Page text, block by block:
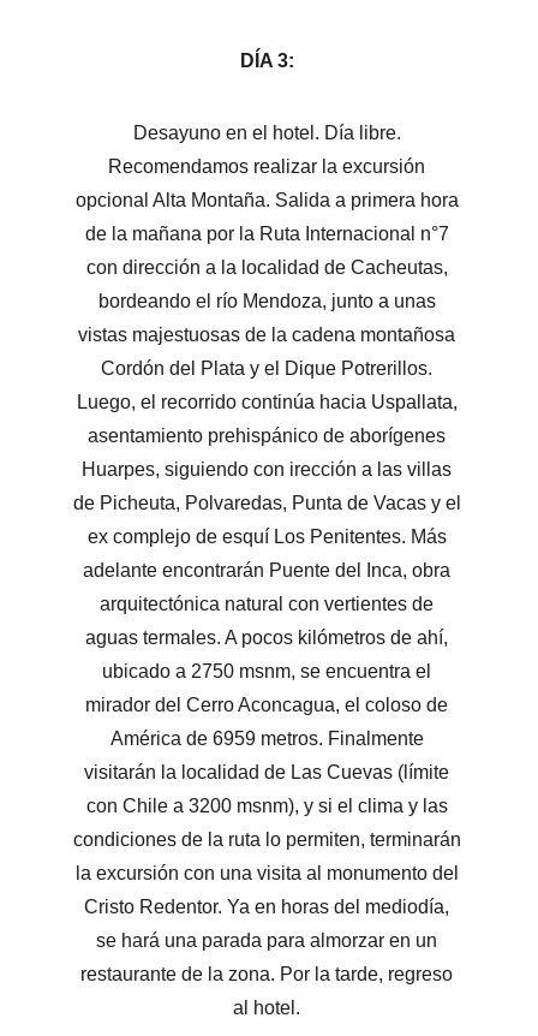
DÍA 3:
Desayuno en el hotel. Día libre.
Recomendamos realizar la excursión
opcional Alta Montaña. Salida a primera hora
de la mañana por la Ruta Internacional n°7
con dirección a la localidad de Cacheutas,
bordeando el río Mendoza, junto a unas
vistas majestuosas de la cadena montañosa
Cordón del Plata y el Dique Potrerillos.
Luego, el recorrido continúa hacia Uspallata,
asentamiento prehispánico de aborígenes
Huarpes, siguiendo con irección a las villas
de Picheuta, Polvaredas, Punta de Vacas y el
ex complejo de esquí Los Penitentes. Más
adelante encontrarán Puente del Inca, obra
arquitectónica natural con vertientes de
aguas termales. A pocos kilómetros de ahí,
ubicado a 2750 msnm, se encuentra el
mirador del Cerro Aconcagua, el coloso de
América de 6959 metros. Finalmente
visitarán la localidad de Las Cuevas (límite
con Chile a 3200 msnm), y si el clima y las
condiciones de la ruta lo permiten, terminarán
la excursión con una visita al monumento del
Cristo Redentor. Ya en horas del mediodía,
se hará una parada para almorzar en un
restaurante de la zona. Por la tarde, regreso
al hotel.